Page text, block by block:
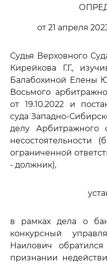
от 21 апреля
Судья Верховного
Кирейкова Г.Г.,
Балабохиной Елены
Восьмого
от 19.10.2022 и
суда Западно-
делу Арбитражного
несостоятельности
ограниченной
- должник),
в рамках дела о
конкурсный
Наилович
признании